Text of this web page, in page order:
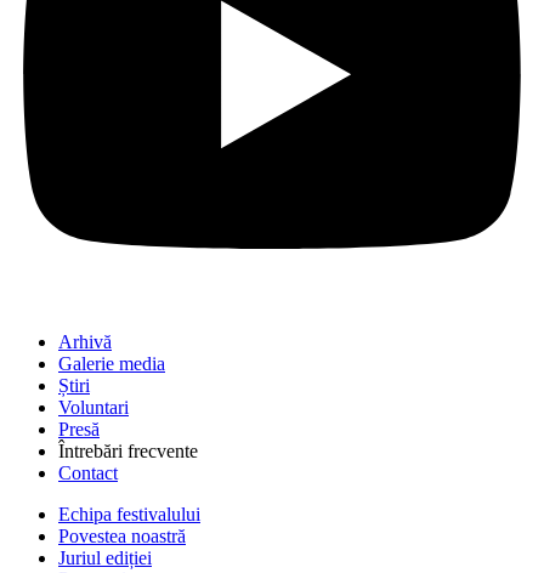
Arhivă
Galerie media
Știri
Voluntari
Presă
Întrebări frecvente
Contact
Echipa festivalului
Povestea noastră
Juriul ediției